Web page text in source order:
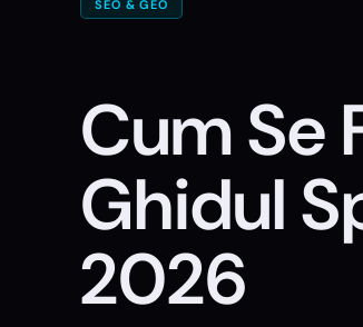
SEO & GEO
Cum Se
Ghidul
2026